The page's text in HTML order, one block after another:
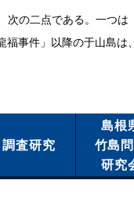
の二点である。一つ
福事件」以降の于山島
調査研究
島根
竹島
研究